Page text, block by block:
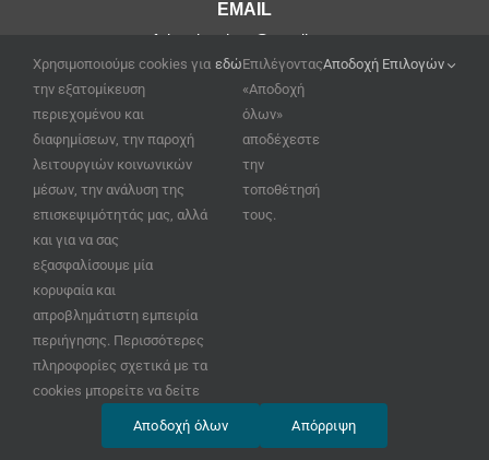
EMAIL
afoipouloushop@gmail.com
© Copyright 2020 GFT –
κατασκευή ιστοσελίδων
www.site-eshop.gr
Χρησιμοποιούμε cookies για
την εξατομίκευση
περιεχομένου και
διαφημίσεων, την παροχή
λειτουργιών κοινωνικών
μέσων, την ανάλυση της
επισκεψιμότητάς μας, αλλά
και για να σας
εξασφαλίσουμε μία
κορυφαία και
απροβλημάτιστη εμπειρία
περιήγησης. Περισσότερες
πληροφορίες σχετικά με τα
cookies μπορείτε να δείτε
εδώΕπιλέγοντας
«Αποδοχή
όλων»
αποδέχεστε
την
τοποθέτησή
τους.
Αποδοχή Επιλογών
Αποδοχή όλων Απόρριψη